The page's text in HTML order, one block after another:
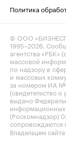
Политика
© ООО
1995–2026.
агентства «РБК»
массовой
по надзору в
и массовых
за номером ИА
(свидетельство
выдано
информационных
(Роскомнадзор)
сопровождаются
Владельцем